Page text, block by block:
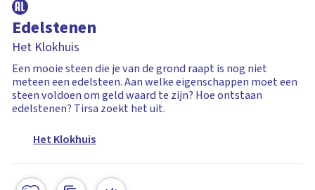
Edelstenen
Het Klokhuis
Een mooie steen die je van de grond raapt is nog niet
meteen een edelsteen. Aan welke eigenschappen moet een
steen voldoen om geld waard te zijn? Hoe ontstaan
edelstenen? Tirsa zoekt het uit.
Het Klokhuis